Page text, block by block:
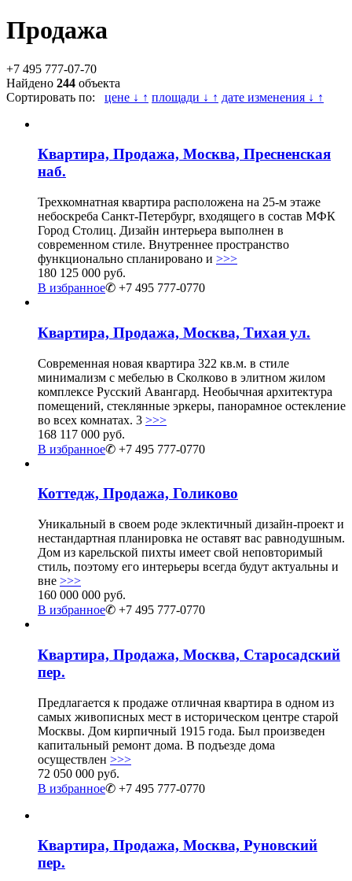
Продажа
+7 495 777-07-70
Найдено 244 объекта
Сортировать по: цене ↓ ↑ площади ↓ ↑ дате изменения ↓ ↑
Квартира, Продажа, Москва, Пресненская
наб.
Трехкомнатная квартира расположена на 25-м этаже
небоскреба Санкт-Петербург, входящего в состав МФК
Город Столиц. Дизайн интерьера выполнен в
современном стиле. Внутреннее пространство
функционально спланировано и >>>
180 125 000 руб.
В избранное✆ +7 495 777-0770
Квартира, Продажа, Москва, Тихая ул.
Современная новая квартира 322 кв.м. в стиле
минимализм с мебелью в Сколково в элитном жилом
комплексе Русский Авангард. Необычная архитектура
помещений, стеклянные эркеры, панорамное остекление
во всех комнатах. 3 >>>
168 117 000 руб.
В избранное✆ +7 495 777-0770
Коттедж, Продажа, Голиково
Уникальный в своем роде эклектичный дизайн-проект и
нестандартная планировка не оставят вас равнодушным.
Дом из карельской пихты имеет свой неповторимый
стиль, поэтому его интерьеры всегда будут актуальны и
вне >>>
160 000 000 руб.
В избранное✆ +7 495 777-0770
Квартира, Продажа, Москва, Старосадский
пер.
Предлагается к продаже отличная квартира в одном из
самых живописных мест в историческом центре старой
Москвы. Дом кирпичный 1915 года. Был произведен
капитальный ремонт дома. В подъезде дома
осуществлен >>>
72 050 000 руб.
В избранное✆ +7 495 777-0770
Квартира, Продажа, Москва, Руновский
пер.